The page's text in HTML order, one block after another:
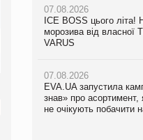
07.08.2026
ICE BOSS цього літа!
морозива від власної
VARUS
07.08.2026
EVA.UA запустила
знав» про асортимент,
не очікують побачити
06.08.2026
Смачна новинка для
VARUS з’явилися
05.08.2026
Мережа супермаркетів
мережу магазинів
компанія
07.08.2026
Франція заборонила